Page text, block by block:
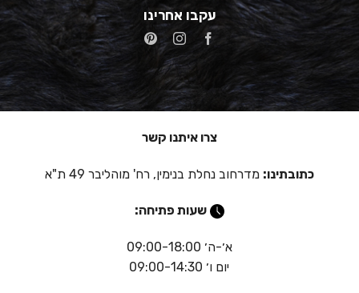
עקבו אחרינו
צרו איתנו קשר
כתובתינו: מדרחוב נחלת בנימין, רח' מוהליבר 49 ת"א
שעות פתיחה:
א׳-ה׳ 09:00-18:00
יום ו׳ 09:00-14:30